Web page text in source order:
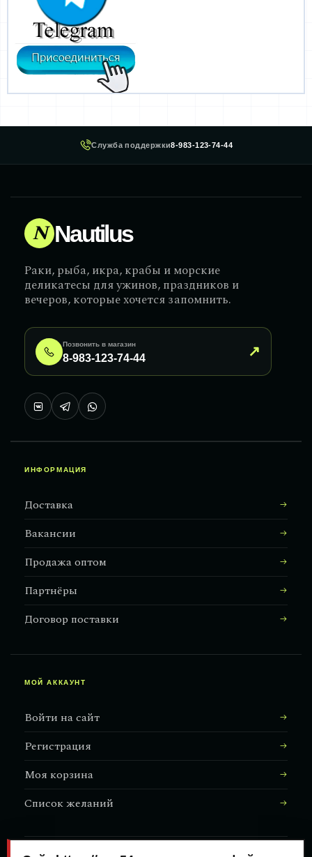
Служба поддержки8-983-123-74-44
N Nautilus
Раки, рыба, икра, крабы и морские
деликатесы для ужинов, праздников и
вечеров, которые хочется запомнить.
Позвонить в магазин
8-983-123-74-44 ↗
ИНФОРМАЦИЯ
Доставка
Вакансии
Продажа оптом
Партнёры
Договор поставки
МОЙ АККАУНТ
Войти на сайт
Регистрация
Моя корзина
Список желаний